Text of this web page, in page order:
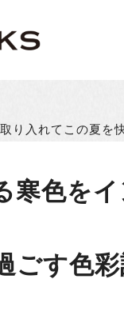
り入れて この夏を
寒色を
ごす色